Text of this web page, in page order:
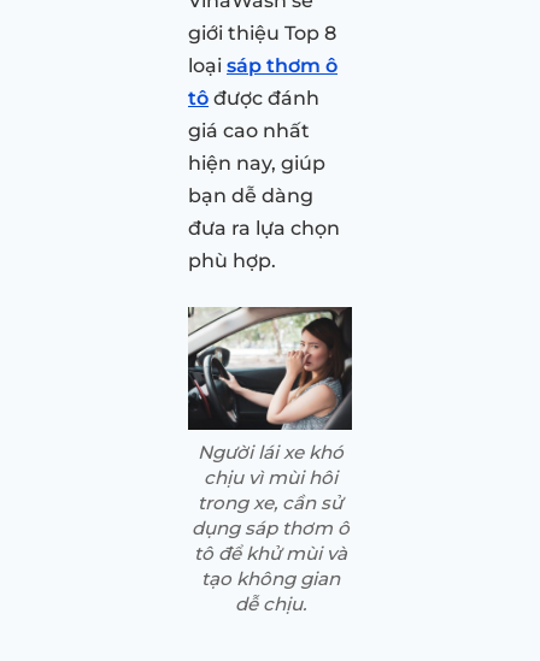
giới thiệu Top 8
loại sáp thơm ô
tô được đánh
giá cao nhất
hiện nay, giúp
bạn dễ dàng
đưa ra lựa chọn
phù hợp.
Người lái xe khó
chịu vì mùi hôi
trong xe, cần sử
dụng sáp thơm ô
tô để khử mùi và
tạo không gian
dễ chịu.